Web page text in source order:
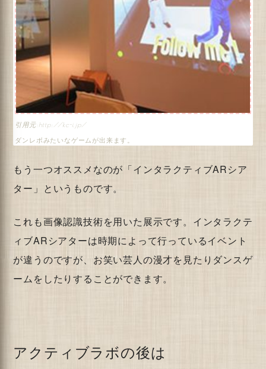
http://kc-i.jp/
ダンレボみたいなゲームが出来ます。
もう一つオススメなのが「インタラクティブARシア
ター」というものです。
これも画像認識技術を用いた展示です。インタラクテ
ィブARシアターは時期によって行っているイベント
が違うのですが、お笑い芸人の漫才を見たりダンスゲ
ームをしたりすることができます。
アクティブラボの後は